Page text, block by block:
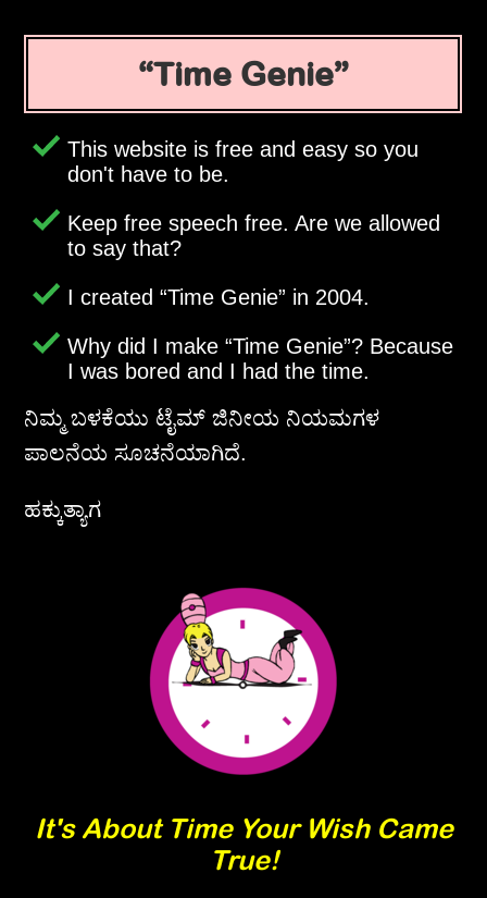
Time Genie
This website is free and easy so you
don't have to be.
Keep free speech free. Are we allowed
to say that?
I created Time Genie in 2004.
Why did I make Time Genie ? Because
I was bored and I had the time.
ನಿಮ್ಮ ಬಳಕೆಯು ಟೈಮ್ ಜಿನೀಯ ನಿಯಮಗಳ
ಪಾಲನೆಯ ಸೂಚನೆಯಾಗಿದೆ.
ಹಕ್ಕುತ್ಯಾಗ
It's About Time Your Wish Came
True!